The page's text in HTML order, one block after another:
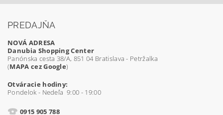
PREDAJŇA
NOVÁ ADRESA
Danubia Shopping Center
Panónska cesta 38/A, 851 04 Bratislava - Petržalka
(MAPA cez Google)
Otváracie hodiny:
Pondelok - Nedeľa 9:00 - 19:00
0915 905 788